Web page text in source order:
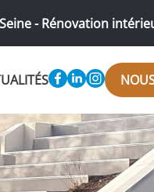
- Rénovation